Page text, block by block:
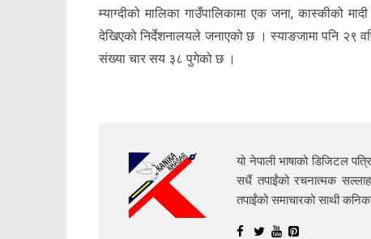
म्याग्दीको मालिका गाउँपालिकामा एक जना, कास्कीको
देखिएको निर्देशनालयले जनाएको छ । स्याङजामा पनि २९
संख्या चार सय ३८ पुगेको छ ।
यो नेपाली भाषाको डिजिटल
सधैं तपाईंको रचनात्मक
तपाईंको समाचारको साथी